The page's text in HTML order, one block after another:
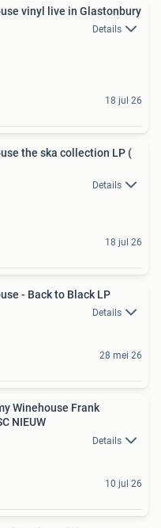
vinyl live in Glastonbury
Details
18 jul 26
the ska collection LP (
Details
18 jul 26
- Back to Black LP
Details
28 mei 26
Winehouse Frank
NIEUW
Details
10 jul 26